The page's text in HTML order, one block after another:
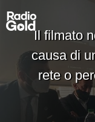
Il filmato
causa di
rete o